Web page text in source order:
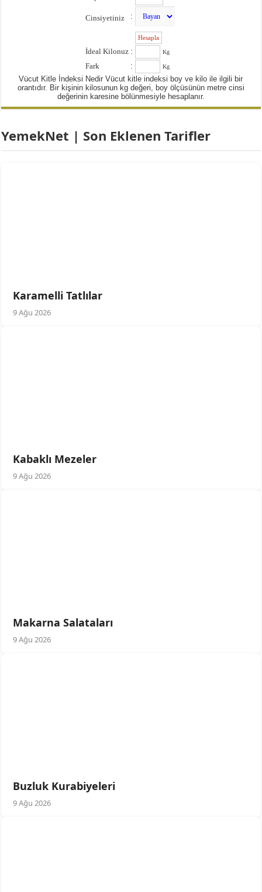
Cinsiyetiniz :
İdeal Kilonuz : Kg
Fark : Kg
Vücut Kitle İndeksi Nedir Vücut kitle indeksi boy ve kilo ile ilgili bir
orantıdır. Bir kişinin kilosunun kg değeri, boy ölçüsünün metre cinsi
değerinin karesine bölünmesiyle hesaplanır.
YemekNet | Son Eklenen Tarifler
Karamelli Tatlılar
9 Ağu 2026
Kabaklı Mezeler
9 Ağu 2026
Makarna Salataları
9 Ağu 2026
Buzluk Kurabiyeleri
9 Ağu 2026